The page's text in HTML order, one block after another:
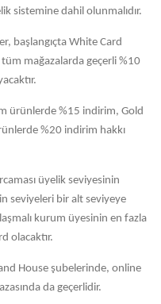
sistemine dahil olunmalıdır.
başlangıçta White Card
mağazalarda geçerli %10
ürünlerde %15 indirim, Gold
%20 indirim hakkı
üyelik seviyesinin
seviyeleri bir alt seviyeye
kurum üyesinin en fazla
olacaktır.
House şubelerinde, online
da geçerlidir.